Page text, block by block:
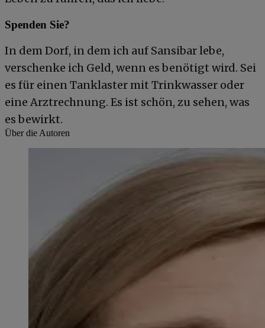
Spenden Sie?
In dem Dorf, in dem ich auf Sansibar lebe,
verschenke ich Geld, wenn es benötigt wird. Sei
es für einen Tanklaster mit Trinkwasser oder
eine Arztrechnung. Es ist schön, zu sehen, was
es bewirkt.
Über die Autoren